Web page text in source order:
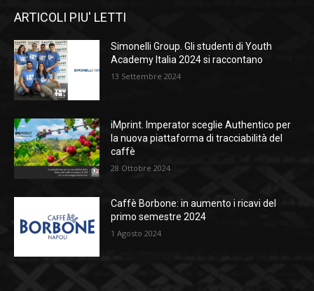
ARTICOLI PIU' LETTI
Simonelli Group. Gli studenti di Youth
Academy Italia 2024 si raccontano
13 Settembre 2024
iMprint. Imperator sceglie Authentico per
la nuova piattaforma di tracciabilità del
caffè
28 Ottobre 2024
Caffè Borbone: in aumento i ricavi del
primo semestre 2024
1 Agosto 2024